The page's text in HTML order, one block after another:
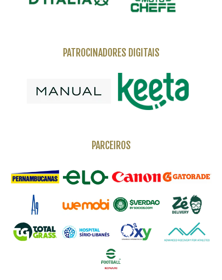
PATROCINADORES DIGITAIS
PARCEIROS